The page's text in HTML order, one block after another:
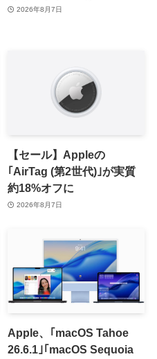
2026年8月7日
【セール】Appleの
｢AirTag (第2世代)｣が実質
約18%オフに
2026年8月7日
Apple、｢macOS Tahoe
26.6.1｣｢macOS Sequoia